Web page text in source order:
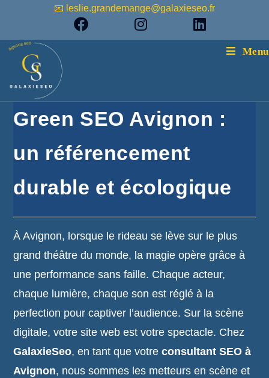
📧 leslie.grandemange@galaxieseo.fr
Menu
Green SEO Avignon :
un référencement
durable et écologique
À Avignon, lorsque le rideau se lève sur le plus
grand théâtre du monde, la magie opère grâce à
une performance sans faille. Chaque acteur,
chaque lumière, chaque son est réglé à la
perfection pour captiver l’audience. Sur la scène
digitale, votre site web est votre spectacle. Chez
GalaxieSeo, en tant que votreconsultant SEO à
Avignon, nous sommes les metteurs en scène et